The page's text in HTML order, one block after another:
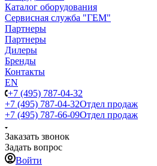
Каталог оборудования
Сервисная служба "ГЕМ"
Партнеры
Партнеры
Дилеры
Бренды
Контакты
EN
+7 (495) 787-04-32
+7 (495) 787-04-32Отдел продаж
+7 (495) 787-66-09Отдел продаж
Заказать звонок
Задать вопрос
Войти